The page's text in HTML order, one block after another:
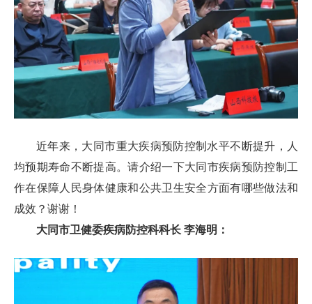
近年来，大同市重大疾病预防控制水平不断提升，人
均预期寿命不断提高。请介绍一下大同市疾病预防控制工
作在保障人民身体健康和公共卫生安全方面有哪些做法和
成效？谢谢！
大同市卫健委疾病防控科科长 李海明：